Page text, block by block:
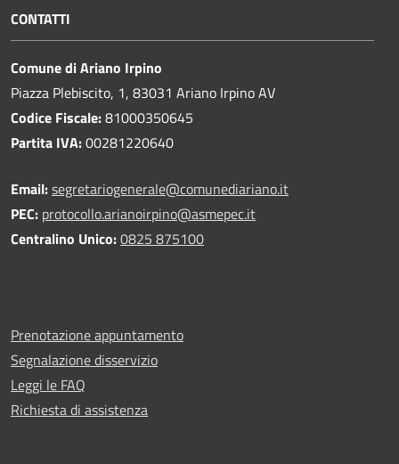
CONTATTI
Comune di Ariano Irpino
Piazza Plebiscito, 1, 83031 Ariano Irpino AV
Codice Fiscale:81000350645
Partita IVA:00281220640
Email:segretariogenerale@comunediariano.it
PEC: protocollo.arianoirpino@asmepec.it
Centralino Unico:0825 875100
Prenotazione appuntamento
Segnalazione disservizio
Leggi le FAQ
Richiesta di assistenza